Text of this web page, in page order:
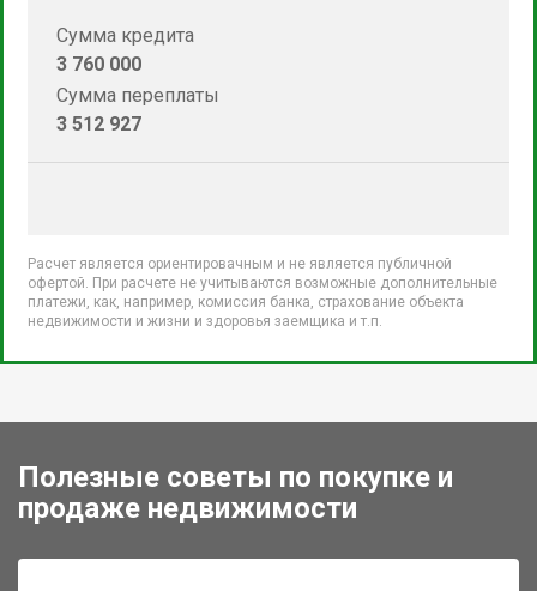
Сумма кредита
3 760 000
Сумма переплаты
3 512 927
Расчет является ориентировачным и не является публичной
офертой. При расчете не учитываются возможные дополнительные
платежи, как, например, комиссия банка, страхование объекта
недвижимости и жизни и здоровья заемщика и т.п.
Полезные советы по покупке и
продаже недвижимости